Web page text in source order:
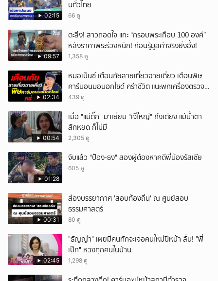
02:15
นทั่วไทย
66 ดู
09:57
ตะลึง! สาวถอดใจ แกะ “กรอบพระเกือบ 100 องค์”
หลังราคาพระร่วงหนัก! ก่อนรู้มูลค่าจริงยิ่งอึ้ง!
1,358 ดู
02:34
หมอเบ็นซ์ เตือนภัยสายเที่ยวฉายเดี่ยว เตือนพิษ
คาร์บอนมอนอกไซด์ คร่าชีวิต แนะพกเครื่องตรวจ
วัดติดตัว
439 ดู
00:54
เมื่อ "แม่ตั๊ก" มาเยี่ยม "เจ๊ใหญ่" ถึงเตียง แม้น้ำตา
สักหยด ก็ไม่มี
2,305 ดู
01:28
จับแล้ว "ป๋อง-ธง" สองผู้ต้องหาคดีพี่น้องรัสเซีย
605 ดู
00:31
ส่องบรรยากาศ 'สอบท้องถิ่น' ณ ศูนย์สอบ
ธรรมศาสตร์
80 ดู
02:45
"ธัญญ่า" เผยมีคนทักจะเจอคนใหม่ปีหน้า ลั่น! "พี่
เป๊ก" หวงทุกคนในบ้าน
1,298 ดู